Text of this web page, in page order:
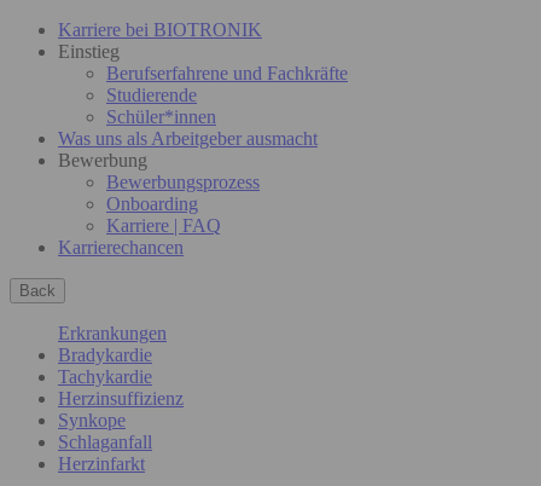
Karriere bei BIOTRONIK
Einstieg
Berufserfahrene und Fachkräfte
Studierende
Schüler*innen
Was uns als Arbeitgeber ausmacht
Bewerbung
Bewerbungsprozess
Onboarding
Karriere | FAQ
Karrierechancen
Back
Erkrankungen
Bradykardie
Tachykardie
Herzinsuffizienz
Synkope
Schlaganfall
Herzinfarkt